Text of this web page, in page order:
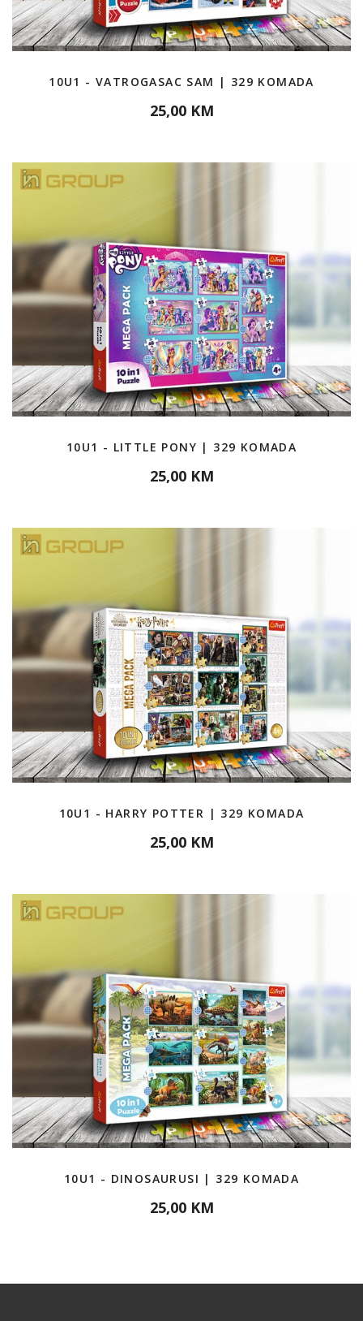
10U1 - VATROGASAC SAM | 329 KOMADA
25,00 KM
10U1 - LITTLE PONY | 329 KOMADA
25,00 KM
10U1 - HARRY POTTER | 329 KOMADA
25,00 KM
10U1 - DINOSAURUSI | 329 KOMADA
25,00 KM